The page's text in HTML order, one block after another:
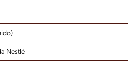
Nestlé